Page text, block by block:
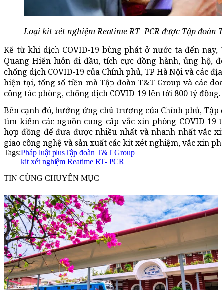
Loại kit xét nghiệm Reatime RT- PCR được Tập đoàn
Kể từ khi dịch COVID-19 bùng phát ở nước ta đến
Quang Hiển luôn đi đầu, tích cực đồng hành, ủng hộ,
chống dịch COVID-19 của Chính phủ, TP Hà Nội và các
hiện tại, tổng số tiền mà Tập đoàn T&T Group và các
công tác phòng, chống dịch COVID-19 lên tới 800 tỷ đồng.
Bên cạnh đó, hưởng ứng chủ trương của Chính phủ,
tìm kiếm các nguồn cung cấp vắc xin phòng COVID-
hợp đồng để đưa được nhiều nhất và nhanh nhất vắc
giao công nghệ và sản xuất các kit xét nghiệm, vắc xin
Tags:Pháp luật plusTập đoàn T&T Group
kit xét nghiệm Reatime RT- PCR
TIN CÙNG CHUYÊN MỤC